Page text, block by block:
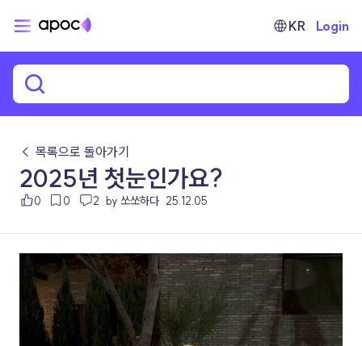
KR Login
← 목록으로 돌아가기
2025년 첫눈인가요?
0 0 2 by 쏘쏘하다 25.12.05